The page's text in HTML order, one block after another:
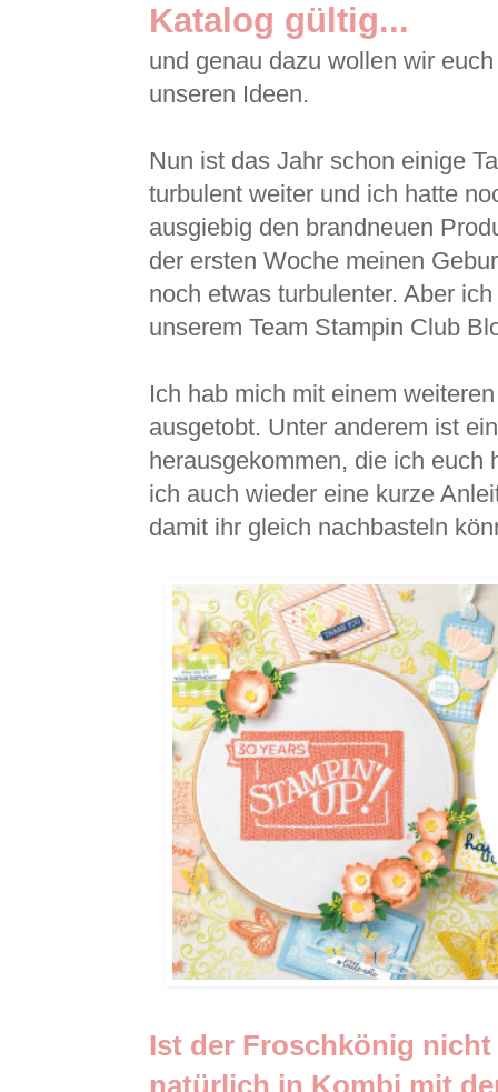
Katalog gültig...
und genau dazu wollen wir
unseren Ideen.
Nun ist das Jahr schon einige
turbulent weiter und ich hatte
ausgiebig den brandneuen
der ersten Woche meinen
noch etwas turbulenter. Aber
unserem Team Stampin Club
Ich hab mich mit einem
ausgetobt. Unter anderem ist
herausgekommen, die ich
ich auch wieder eine kurze
damit ihr gleich nachbasteln
Ist der Froschkönig